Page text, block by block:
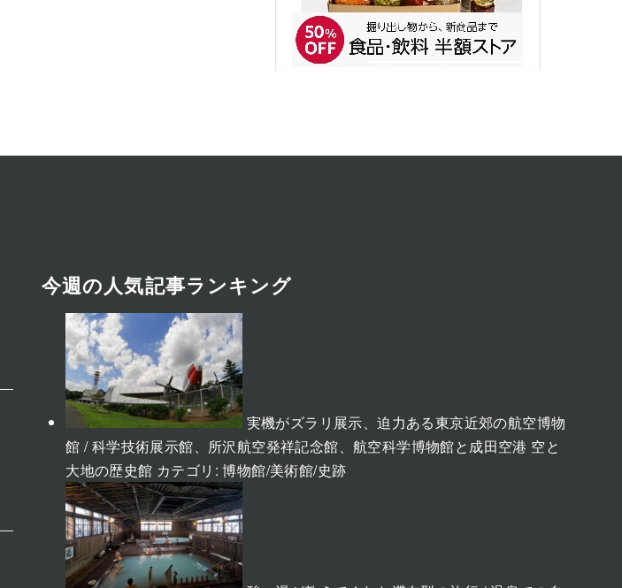
今週の人気記事ランキング
実機がズラリ展示、迫力ある東京近郊の航空博物
館 / 科学技術展示館、所沢航空発祥記念館、航空科学博物館と成田空港 空と
大地の歴史館 カテゴリ:博物館/美術館/史跡